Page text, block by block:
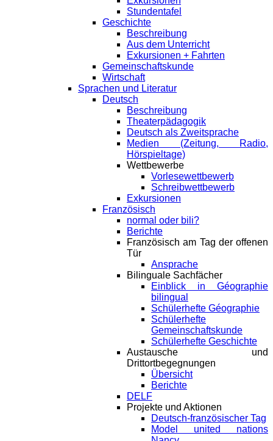
Stundentafel
Geschichte
Beschreibung
Aus dem Unterricht
Exkursionen + Fahrten
Gemeinschaftskunde
Wirtschaft
Sprachen und Literatur
Deutsch
Beschreibung
Theaterpädagogik
Deutsch als Zweitsprache
Medien (Zeitung, Radio,
Hörspieltage)
Wettbewerbe
Vorlesewettbewerb
Schreibwettbewerb
Exkursionen
Französisch
normal oder bili?
Berichte
Französisch am Tag der offenen
Tür
Ansprache
Bilinguale Sachfächer
Einblick in Géographie
bilingual
Schülerhefte Géographie
Schülerhefte
Gemeinschaftskunde
Schülerhefte Geschichte
Austausche und
Drittortbegegnungen
Übersicht
Berichte
DELF
Projekte und Aktionen
Deutsch-französischer Tag
Model united nations